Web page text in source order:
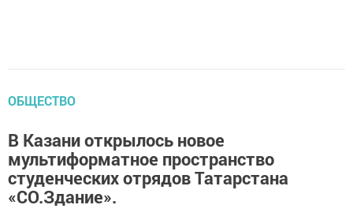
ОБЩЕСТВО
В Казани открылось новое
мультиформатное пространство
студенческих отрядов Татарстана
«СО.Здание».